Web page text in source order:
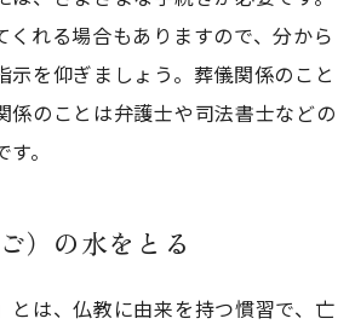
くれる場合もありますので、分から
示を仰ぎましょう。葬儀関係のこと
係のことは弁護士や司法書士などの
。
）の水をとる
とは、仏教に由来を持つ慣習で、亡